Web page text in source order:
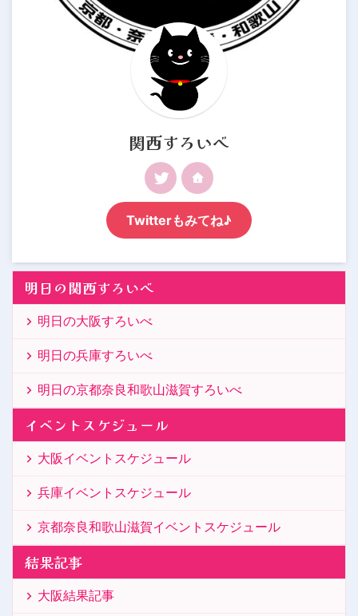
関西すろいべ
Twitterもみてね♪
明日の関西すろいべ
明日の大阪すろいべ
明日の兵庫すろいべ
明日の京都奈良和歌山滋賀すろいべ
イベントスケジュール
大阪イベントスケジュール
兵庫イベントスケジュール
京都奈良和歌山滋賀イベントスケジュール
結果記事
大阪結果記事